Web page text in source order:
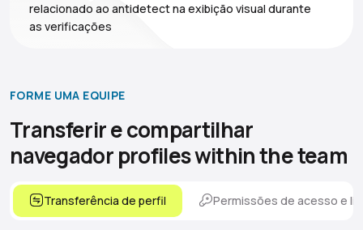
relacionado ao antidetect na exibição visual durante
as verificações
FORME UMA EQUIPE
Transferir e compartilhar
navegadorprofiles within the team
Transferência de perfil Permissões de acesso e